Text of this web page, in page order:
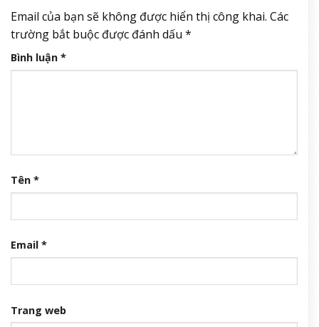
Email của bạn sẽ không được hiển thị công khai. Các
trường bắt buộc được đánh dấu *
Bình luận *
Tên *
Email *
Trang web